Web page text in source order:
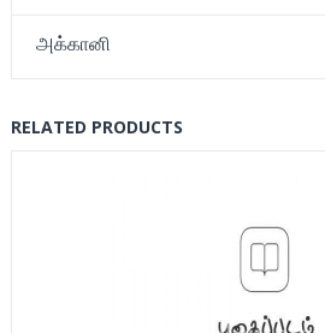
அக்கானி
RELATED PRODUCTS